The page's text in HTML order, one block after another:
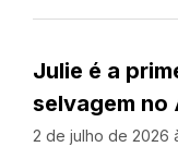
Julie é a
selvagem no
2 de julho de 2026